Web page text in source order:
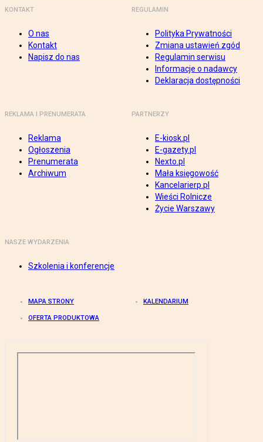
KONTAKT
O nas
Kontakt
Napisz do nas
REGULAMIN
Polityka Prywatności
Zmiana ustawień zgód
Regulamin serwisu
Informacje o nadawcy
Deklaracja dostępności
REKLAMA I PRENUMERATA
Reklama
Ogłoszenia
Prenumerata
Archiwum
PARTNERZY
E-kiosk.pl
E-gazety.pl
Nexto.pl
Mała księgowość
Kancelarierp.pl
Wieści Rolnicze
Życie Warszawy
NASZE WYDARZENIA
Szkolenia i konferencje
MAPA STRONY KALENDARIUM
OFERTA PRODUKTOWA